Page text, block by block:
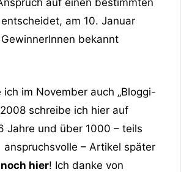
auf einen bestimmten
am 10. Januar
bekannt
im November auch „Bloggi-
schreibe ich hier auf
Jahre und über 1000 – teils
anspruchsvolle – Artikel später
hier! Ich danke von